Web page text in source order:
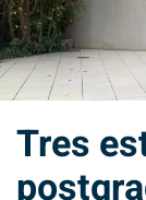
Tres